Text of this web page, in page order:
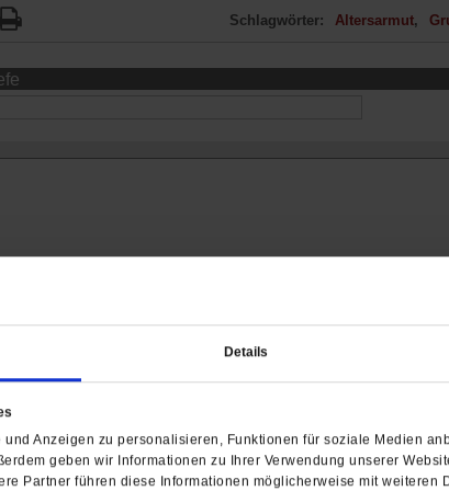
Details
Anzeigen zu personalisieren, Funktionen für soziale Medien
geben wir Informationen zu Ihrer Verwendung unserer
Partner führen diese Informationen möglicherweise mit weiteren
Schlagwörter: Altersarmut
Uhr:
der Antworten im Interview bestätigen,
sehr gelungen ist. Mehr Empirie in der Politik
ist zu einer Kakophonie von